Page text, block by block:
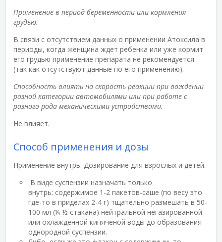
Применение в период беременности или кормления
грудью.
В связи с отсутствием данных о применении Атоксила в
периоды, когда женщина ждет ребенка или уже кормит
его грудью применение препарата не рекомендуется
(так как отсутствуют данные по его применению).
Способность влиять на скорость реакции при вождении
разной категории автомобилями или при работе с
разного рода механическими устройствами.
Не влияет.
Способ применения и дозы
Применение внутрь. Дозирование для взрослых и детей.
В виде суспензии назначать только
внутрь: содержимое 1-2 пакетов-саше (по весу это
где-то в приделах 2-4 г) тщательно размешать в 50-
100 мл (¼-½ стакана) нейтральной негазированной
или охлажденной кипяченой воды до образования
однородной суспензии.